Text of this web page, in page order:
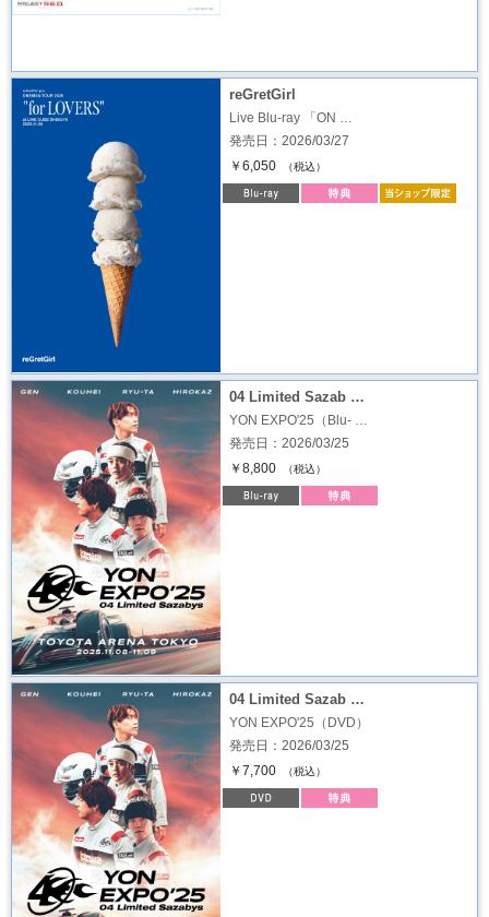
reGretGirl
Live Blu-ray 「ON …
発売日：2026/03/27
￥6,050
（税込）
04 Limited Sazab …
YON EXPO'25（Blu- …
発売日：2026/03/25
￥8,800
（税込）
04 Limited Sazab …
YON EXPO'25（DVD）
発売日：2026/03/25
￥7,700
（税込）